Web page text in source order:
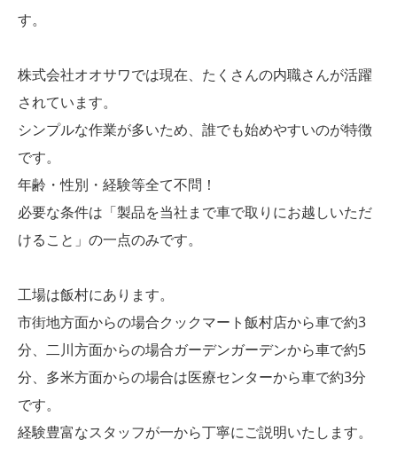
す。
株式会社オオサワでは現在、たくさんの内職さんが活躍
されています。
シンプルな作業が多いため、誰でも始めやすいのが特徴
です。
年齢・性別・経験等全て不問！
必要な条件は「製品を当社まで車で取りにお越しいただ
けること」の一点のみです。
工場は飯村にあります。
市街地方面からの場合クックマート飯村店から車で約3
分、二川方面からの場合ガーデンガーデンから車で約5
分、多米方面からの場合は医療センターから車で約3分
です。
経験豊富なスタッフが一から丁寧にご説明いたします。